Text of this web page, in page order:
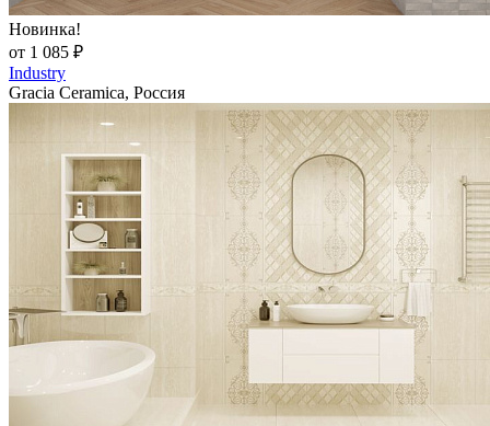
Новинка!
от 1 085 ₽
Industry
Gracia Ceramica, Россия